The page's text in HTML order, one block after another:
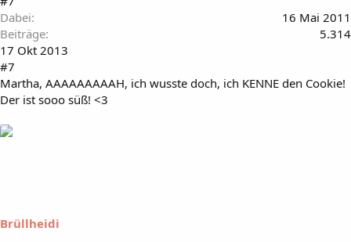
Dabei
16 Mai 2011
Beiträge
5.314
17 Okt 2013
#7
Martha, AAAAAAAAAH, ich wusste doch, ich KENNE den Cookie!
Der ist sooo süß! <3
Brüllheidi